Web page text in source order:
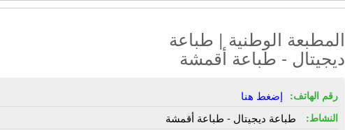
المطبعة الوطنية | طباعة
ديجيتال - طباعة أقمشة
رقم الهاتف: إضغط هنا
النشاط: طباعة ديجيتال - طباعة أقمشة